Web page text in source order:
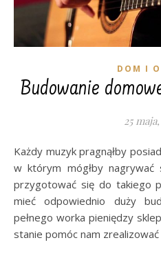
DOM I
Budowanie
25
Każdy muzyk pragnąłby posiadać własne studio muzyczne,
w którym mógłby
przygotować się do takiego
mieć odpowiednio duży
pełnego worka pieniędzy
stanie pomóc nam